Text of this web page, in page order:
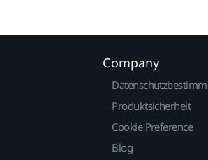
Company
Produktsicherheit
Cookie Preference
Blog